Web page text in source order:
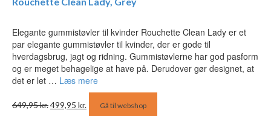
Elegante gummistøvler til kvinder Rouchette Clean Lady er et
par elegante gummistøvler til kvinder, der er gode til
hverdagsbrug, jagt og ridning. Gummistøvlerne har god pasform
og er meget behagelige at have på. Derudover gør designet, at
det er let … Læs mere
649,95kr.oprindelige
499,95 kr.aktuelleGå til webshop